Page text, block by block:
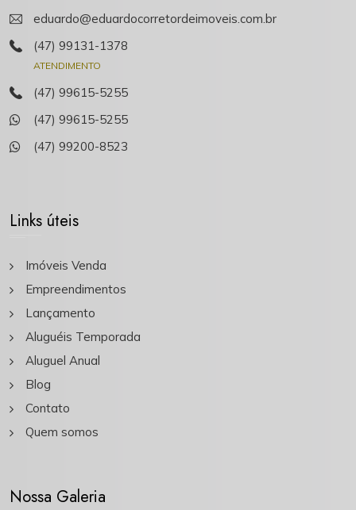
eduardo@eduardocorretordeimoveis.com.br
(47) 99131-1378
ATENDIMENTO
(47) 99615-5255
(47) 99615-5255
(47) 99200-8523
Links úteis
Imóveis Venda
Empreendimentos
Lançamento
Aluguéis Temporada
Aluguel Anual
Blog
Contato
Quem somos
Nossa Galeria